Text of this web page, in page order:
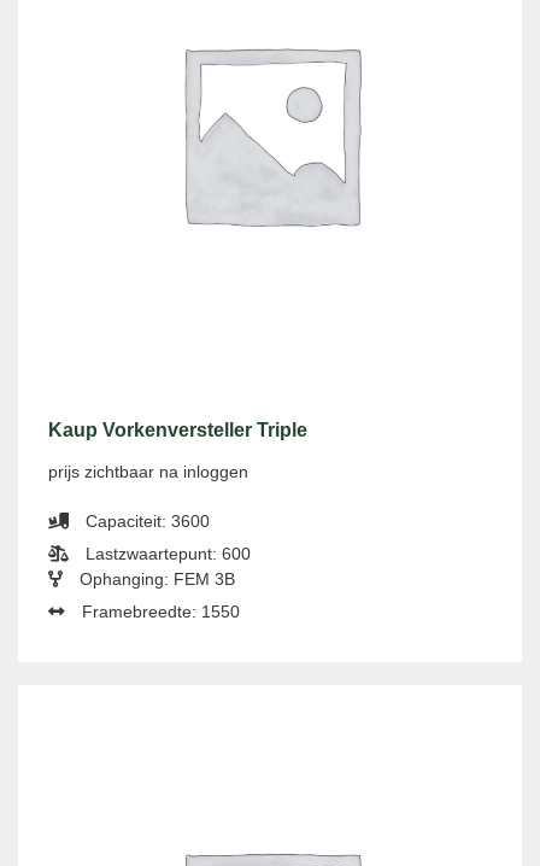
Kaup Vorkenversteller Triple
prijs zichtbaar na inloggen
Capaciteit: 3600
Lastzwaartepunt: 600
Ophanging: FEM 3B
Framebreedte: 1550